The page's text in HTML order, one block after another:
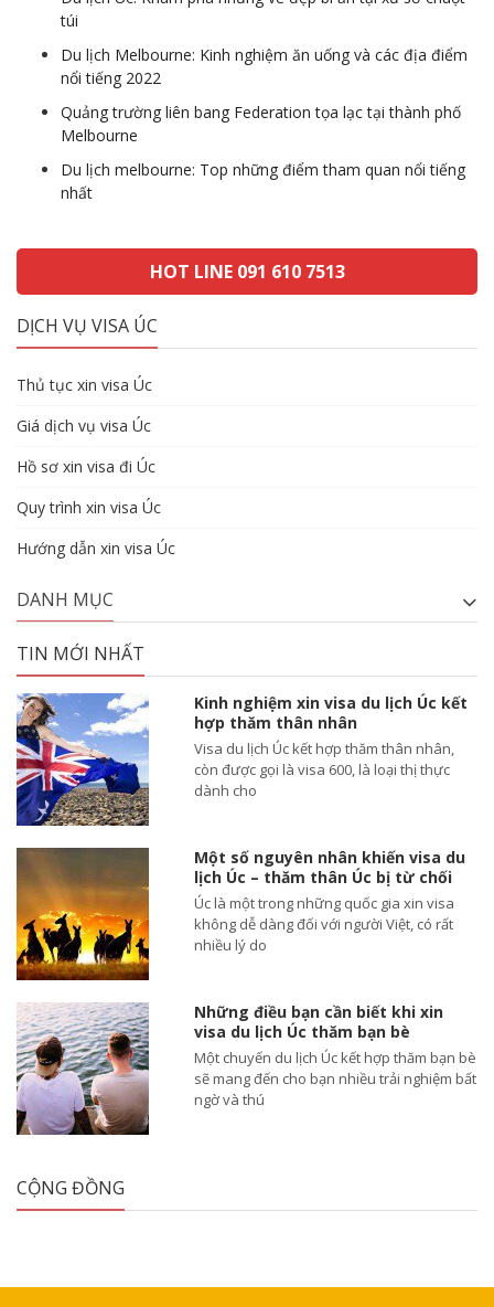
túi
Du lịch Melbourne: Kinh nghiệm ăn uống và các địa điểm
nổi tiếng 2022
Quảng trường liên bang Federation tọa lạc tại thành phố
Melbourne
Du lịch melbourne: Top những điểm tham quan nổi tiếng
nhất
HOT LINE 091 610 7513
DỊCH VỤ VISA ÚC
Thủ tục xin visa Úc
Giá dịch vụ visa Úc
Hồ sơ xin visa đi Úc
Quy trình xin visa Úc
Hướng dẫn xin visa Úc
DANH MỤC
TIN MỚI NHẤT
Kinh nghiệm xin visa du lịch Úc kết
hợp thăm thân nhân
Visa du lịch Úc kết hợp thăm thân nhân,
còn được gọi là visa 600, là loại thị thực
dành cho
Một số nguyên nhân khiến visa du
lịch Úc – thăm thân Úc bị từ chối
Úc là một trong những quốc gia xin visa
không dễ dàng đối với người Việt, có rất
nhiều lý do
Những điều bạn cần biết khi xin
visa du lịch Úc thăm bạn bè
Một chuyến du lịch Úc kết hợp thăm bạn bè
sẽ mang đến cho bạn nhiều trải nghiệm bất
ngờ và thú
CỘNG ĐỒNG